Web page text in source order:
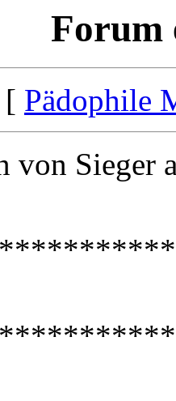
Forum
[ Pädophile
von Sieger